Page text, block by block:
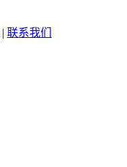
| 联系我们